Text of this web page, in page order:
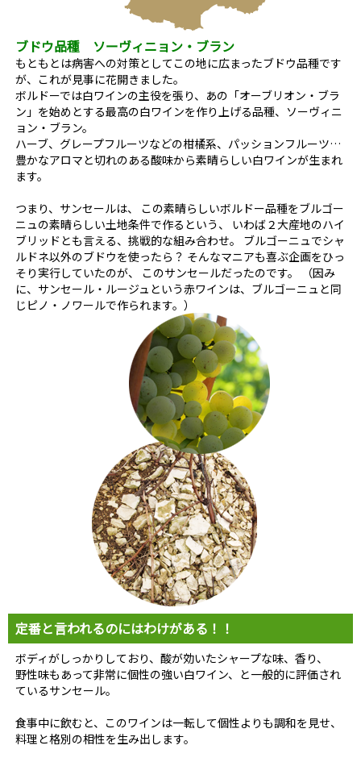
ブドウ品種 ソーヴィニョン・ブラン
もともとは病害への対策としてこの地に広まったブドウ品種です
が、これが見事に花開きました。
ボルドーでは白ワインの主役を張り、あの「オーブリオン・ブラ
ン」を始めとする最高の白ワインを作り上げる品種、ソーヴィニ
ョン・ブラン。
ハーブ、グレープフルーツなどの柑橘系、パッションフルーツ…
豊かなアロマと切れのある酸味から素晴らしい白ワインが生まれ
ます。
つまり、サンセールは、 この素晴らしいボルドー品種をブルゴー
ニュの素晴らしい土地条件で作るという、 いわば２大産地のハイ
ブリッドとも言える、挑戦的な組み合わせ。 ブルゴーニュでシャ
ルドネ以外のブドウを使ったら？ そんなマニアも喜ぶ企画をひっ
そり実行していたのが、 このサンセールだったのです。 （因み
に、サンセール・ルージュという赤ワインは、ブルゴーニュと同
じピノ・ノワールで作られます。）
定番と言われるのにはわけがある！！
ボディがしっかりしており、酸が効いたシャープな味、香り、
野性味もあって非常に個性の強い白ワイン、と一般的に評価され
ているサンセール。
食事中に飲むと、このワインは一転して個性よりも調和を見せ、
料理と格別の相性を生み出します。